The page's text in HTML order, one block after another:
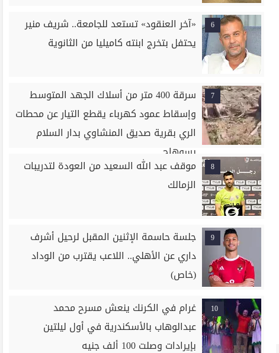
6
«آخر العنقود» تستعد للجامعة.. شريف منير
يحتفل بتخرج ابنته كاميليا من الثانوية
7
سرقة 400 متر من أسلاك الجهد المتوسط
وإسقاط عمود كهرباء يقطع التيار عن محطات
الري بقرية صديق المنشاوي بدار السلام
بسوهاج
8
موقف عبد الله السعيد من العودة لتدريبات
الزمالك
9
جلسة حاسمة الإثنين المقبل لرحيل أشرف
داري عن الأهلي.. اللاعب يقترب من الوداد
(خاص)
10
غرام في الكرنك ينعش مسرح محمد
عبدالوهاب بالأسكندرية في أول ليلتين
بإيرادات وصلت 100 ألف جنيه